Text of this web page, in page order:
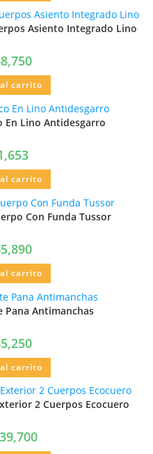
Asiento Integrado Lino
carrito
En Lino Antidesgarro
carrito
Con Funda Tussor
carrito
Pana Antimanchas
carrito
2 Cuerpos Ecocuero